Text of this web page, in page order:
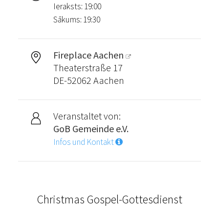
Ieraksts: 19:00
Sākums: 19:30
Fireplace Aachen
Theaterstraße 17
DE-52062 Aachen
Veranstaltet von:
GoB Gemeinde e.V.
Infos und Kontakt
Christmas Gospel-Gottesdienst